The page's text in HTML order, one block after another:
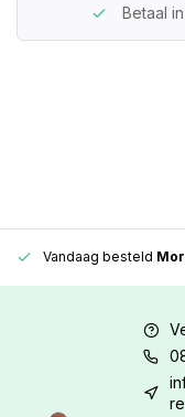
Betaal in
Vandaag besteld